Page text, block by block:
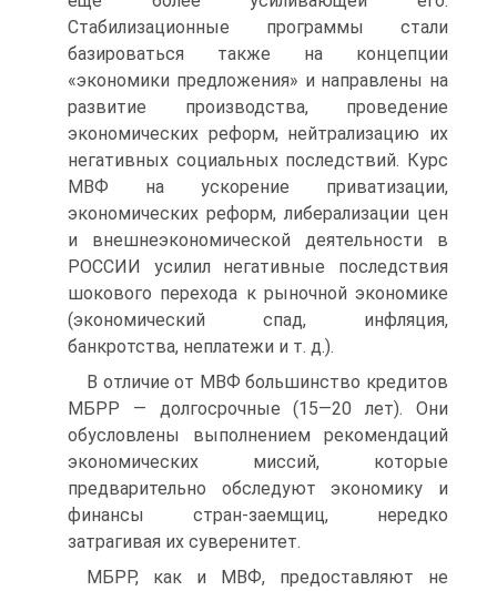
Стабилизационные программы стали
базироваться также на концепции
«экономики предложения» и направлены на
развитие производства, проведение
экономических реформ, нейтрализацию их
негативных социальных последствий. Курс
МВФ на ускорение приватизации,
экономических реформ, либерализации цен
и внешнеэкономической деятельности в
РОССИИ усилил негативные последствия
шокового перехода к рыночной экономике
(экономический спад, инфляция,
банкротства, неплатежи и т. д.).
В отличие от МВФ большинство кредитов
МБРР — долгосрочные (15—20 лет). Они
обусловлены выполнением рекомендаций
экономических миссий, которые
предварительно обследуют экономику и
финансы стран-заемщиц, нередко
затрагивая их суверенитет.
МБРР, как и МВФ, предоставляют не